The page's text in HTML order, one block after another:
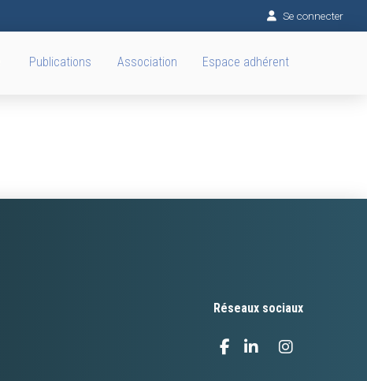
Se connecter
Publications Association Espace adhérent
Réseaux sociaux